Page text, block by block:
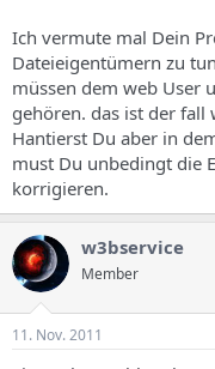
Ich vermute mal Dein
Dateieigentümern zu
müssen dem web User
gehören. das ist der fall
Hantierst Du aber in
must Du unbedingt die
korrigieren.
w3bservice
Member
11. Nov. 2011